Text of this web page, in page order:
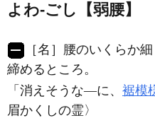
よわ‐ごし【弱腰】
［名］ 腰のいくらか
締めるところ。
「消えそうな―に、 裾模
眉かくしの霊〉